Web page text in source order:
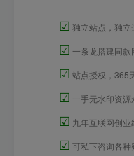
☑ 独立站点，独立
☑ 一条龙搭建同款
☑ 站点授权，365
☑ 一手无水印资源
☑ 九年互联网创业
☑ 可私下咨询各种